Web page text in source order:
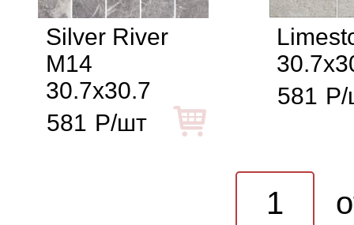
Silver River
M14
30.7x30.7
581 Р/шт
581 Р/